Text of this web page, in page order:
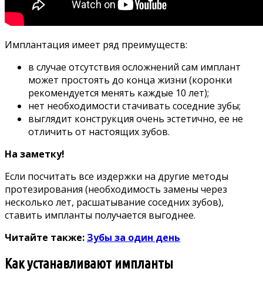
Имплантация имеет ряд преимуществ:
в случае отсутствия осложнений сам имплант
может простоять до конца жизни (коронки
рекомендуется менять каждые 10 лет);
нет необходимости стачивать соседние зубы;
выглядит конструкция очень эстетично, ее не
отличить от настоящих зубов.
На заметку!
Если посчитать все издержки на другие методы
протезирования (необходимость замены через
несколько лет, расшатывание соседних зубов),
ставить импланты получается выгоднее.
Читайте также: Зубы за один день
Как устанавливают импланты